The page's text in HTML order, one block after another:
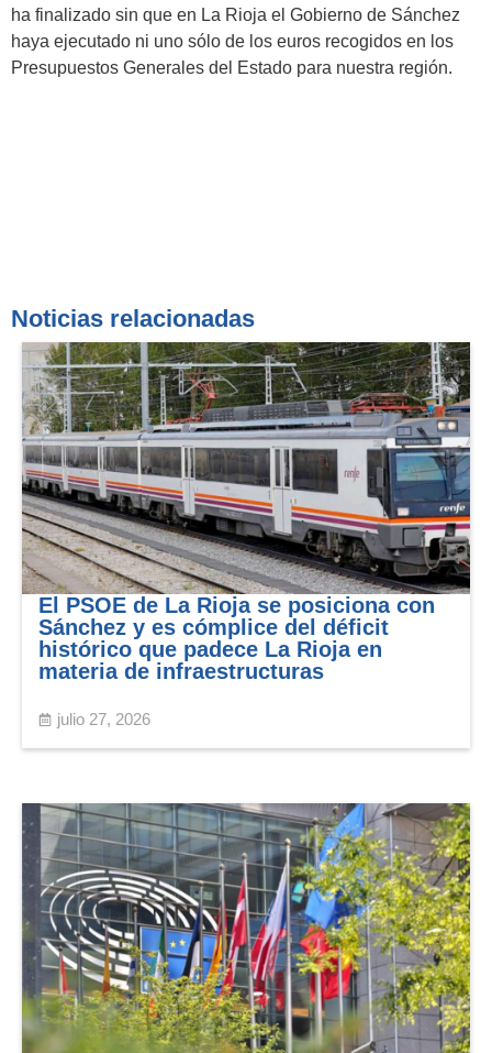
ha finalizado sin que en La Rioja el Gobierno de Sánchez
haya ejecutado ni uno sólo de los euros recogidos en los
Presupuestos Generales del Estado para nuestra región.
Noticias relacionadas
El PSOE de La Rioja se posiciona con
Sánchez y es cómplice del déficit
histórico que padece La Rioja en
materia de infraestructuras
julio 27, 2026